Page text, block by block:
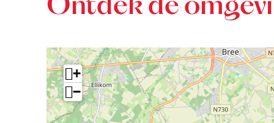
Ontdek de
+
−